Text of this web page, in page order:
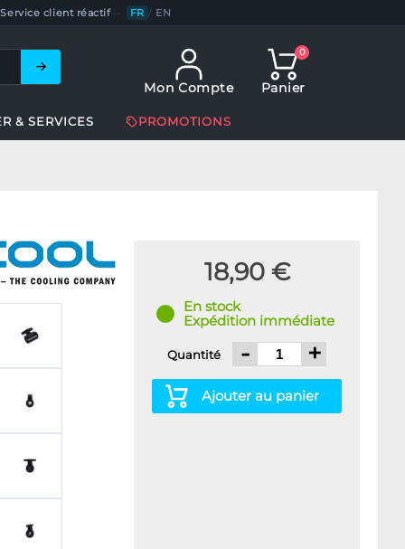
Service client réactif— FR / EN
Mon Compte
0
Panier
& SERVICES PROMOTIONS
18,90 €
En stock
Expédition immédiate
Quantité - +
Ajouter au panier